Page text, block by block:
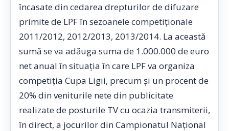
încasate din cedarea drepturilor de difuzare
primite de LPF în sezoanele competiţionale
2011/2012, 2012/2013, 2013/2014. La această
sumă se va adăuga suma de 1.000.000 de euro
net anual în situaţia în care LPF va organiza
competiţia Cupa Ligii, precum şi un procent de
20% din veniturile nete din publicitate
realizate de posturile TV cu ocazia transmiterii,
în direct, a jocurilor din Campionatul Naţional